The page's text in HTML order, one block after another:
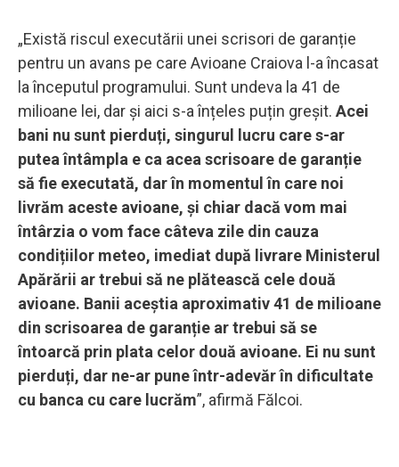
„Există riscul executării unei scrisori de garanție
pentru un avans pe care Avioane Craiova l-a încasat
la începutul programului. Sunt undeva la 41 de
milioane lei, dar și aici s-a înțeles puțin greșit. Acei
bani nu sunt pierduți, singurul lucru care s-ar
putea întâmpla e ca acea scrisoare de garanție
să fie executată, dar în momentul în care noi
livrăm aceste avioane, și chiar dacă vom mai
întârzia o vom face câteva zile din cauza
condițiilor meteo, imediat după livrare Ministerul
Apărării ar trebui să ne plătească cele două
avioane. Banii aceștia aproximativ 41 de milioane
din scrisoarea de garanție ar trebui să se
întoarcă prin plata celor două avioane. Ei nu sunt
pierduți, dar ne-ar pune într-adevăr în dificultate
cu banca cu care lucrăm”, afirmă Fălcoi.